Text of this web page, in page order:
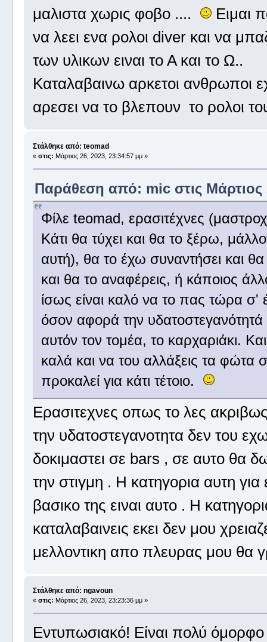
μαλιστα χωρις φοβο ....
Ειμαι
να λεει ενα ρολοι diver και να
των υλικων ειναι το Α και το Ω..
Καταλαβαινω αρκετοι ανθρωποι
αρεσει να το βλεπουν το ρολοι
Στάλθηκε από: teomad
« στις: Μάρτιος 26, 2023, 23:34:57 μμ »
Παράθεση από: mic στις Μάρτιος
Φίλε teomad, ερασιτέχνες
Κάτι θα τύχει και θα το ξέρω,
αυτή), θα το έχω συναντήσει και
και θα το αναφέρεις, ή κάποιος
ίσως είναι καλό να το πας τώρα σ'
όσον αφορά την
αυτόν τον τομέα, το καρχαριάκι.
καλά και να του αλλάξεις τα φώτα
προκαλεί για κάτι τέτοιο.
Ερασιτεχνες οπως το λες
την υδατοστεγανοτητα δεν του
δοκιμαστει σε bars , σε αυτο θα
την στιγμη . Η κατηγορια αυτη για
βασικο της ειναι αυτο . Η
καταλαβαινεις εκει δεν μου
μελλοντικη απο πλευρας μου θα
Στάλθηκε από: ngavoun
« στις: Μάρτιος 26, 2023, 23:23:36 μμ »
Εντυπωσιακό! Είναι πολύ όμορφο